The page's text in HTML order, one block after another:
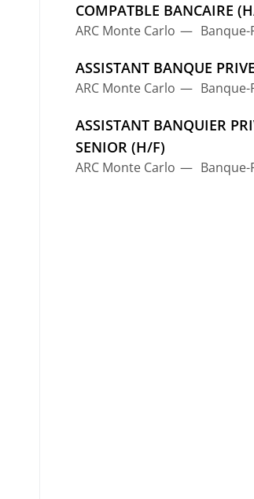
COMPATBLE BANCAIRE
ARC Monte Carlo Banque-
ASSISTANT BANQUE
ARC Monte Carlo Banque-
ASSISTANT BANQUIER
SENIOR (H/F)
ARC Monte Carlo Banque-